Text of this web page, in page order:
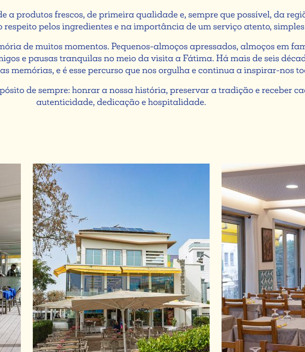
a produtos frescos, de primeira qualidade e, sempre que possível, da
respeito pelos ingredientes e na importância de um serviço atento,
de muitos momentos. Pequenos-almoços apressados, almoços em
e pausas tranquilas no meio da visita a Fátima. Há mais de seis
memórias, e é esse percurso que nos orgulha e continua a inspirar-nos
de sempre: honrar a nossa história, preservar a tradição e receber
autenticidade, dedicação e hospitalidade.